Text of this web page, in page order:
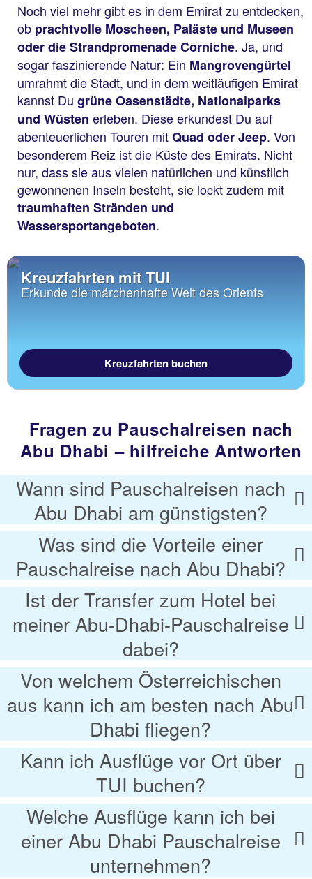
Noch viel mehr gibt es in dem Emirat zu entdecken,
ob prachtvolle Moscheen, Paläste und Museen
oder die Strandpromenade Corniche. Ja, und
sogar faszinierende Natur: Ein Mangrovengürtel
umrahmt die Stadt, und in dem weitläufigen Emirat
kannst Du grüne Oasenstädte, Nationalparks
und Wüsten erleben. Diese erkundest Du auf
abenteuerlichen Touren mitQuad oder Jeep. Von
besonderem Reiz ist die Küste des Emirats. Nicht
nur, dass sie aus vielen natürlichen und künstlich
gewonnenen Inseln besteht, sie lockt zudem mit
traumhaften Stränden und
Wassersportangeboten.
Kreuzfahrten mit TUI
Erkunde die märchenhafte Welt des Orients
Kreuzfahrten buchen
Fragen zu Pauschalreisen nach
Abu Dhabi – hilfreiche Antworten
Wann sind Pauschalreisen nach
Abu Dhabi am günstigsten?
Was sind die Vorteile einer
Pauschalreise nach Abu Dhabi?
Ist der Transfer zum Hotel bei
meiner Abu-Dhabi-Pauschalreise
dabei?
Von welchem Österreichischen
aus kann ich am besten nach Abu
Dhabi fliegen?
Kann ich Ausflüge vor Ort über
TUI buchen?
Welche Ausflüge kann ich bei
einer Abu Dhabi Pauschalreise
unternehmen?